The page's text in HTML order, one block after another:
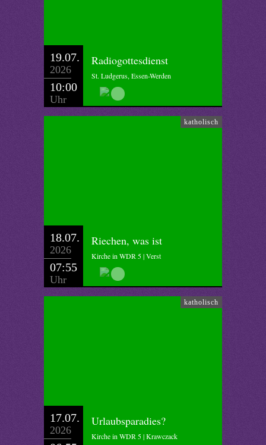
19.07.
2026
10:00
Uhr
Radiogottesdienst
St. Ludgerus, Essen-Werden
katholisch
18.07.
2026
07:55
Uhr
Riechen, was ist
Kirche in WDR 5 | Verst
katholisch
17.07.
2026
Urlaubsparadies?
Kirche in WDR 5 | Krawczack